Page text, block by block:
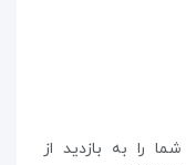
را به بازدید از